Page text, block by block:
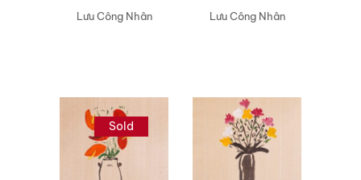
Lưu Công Nhân Lưu Công Nhân
Sold
Liên hệ Liên hệ